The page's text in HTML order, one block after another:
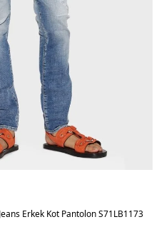
Erkek Kot Pantolon S71LB1173